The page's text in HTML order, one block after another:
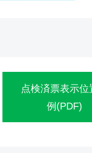
点検済票表示位
例(PDF)